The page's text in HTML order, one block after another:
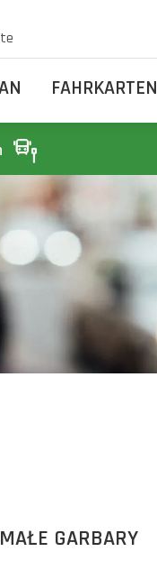
FAHRKARTEN
GARBARY